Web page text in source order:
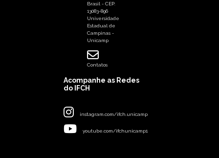
Brasil - CEP:
13083-896
Universidade
Estadual de
Campinas -
Unicamp
Contatos
Acompanhe as Redes
do IFCH
instagram.com/ifch.unicamp
youtube.com/ifchunicamp1